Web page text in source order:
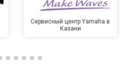
Сервисный центр Yamaha в
Казани